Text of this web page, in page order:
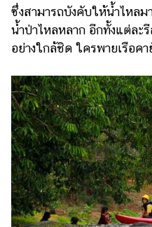
ซึ่งสามารถบังคับให้น้ำไหล
น้ำป่าไหลหลาก อีกทั้งแต่ละ
อย่างใกล้ชิด ใครพายเรือค